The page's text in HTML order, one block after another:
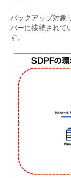
バックアップ対象
バーに接続されて
す。